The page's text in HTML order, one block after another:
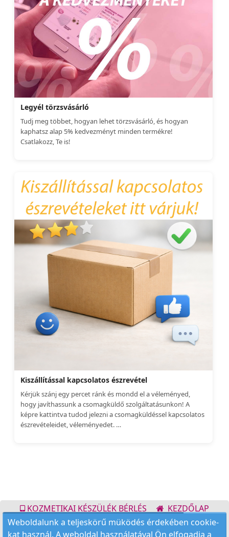
Legyél törzsvásárló
Tudj meg többet, hogyan lehet törzsvásárló, és hogyan
kaphatsz alap 5% kedvezményt minden termékre!
Csatlakozz, Te is!
Kiszállítással kapcsolatos észrevétel
Kérjük szánj egy percet ránk és mondd el a véleményed,
hogy javíthassunk a csomagküldő szolgáltatásunkon! A
képre kattintva tudod jelezni a csomagküldéssel kapcsolatos
észrevételeidet, véleményedet.
KOZMETIKAI KÉSZÜLÉK BÉRLÉS
KEZDŐLAP
ELÉRHETŐSÉG
RENDELÉSI FELTÉTELEK
Weboldalunk a teljeskörű müködés érdekében cookie-
kat használ. A weboldal használatával Ön elfogadja a